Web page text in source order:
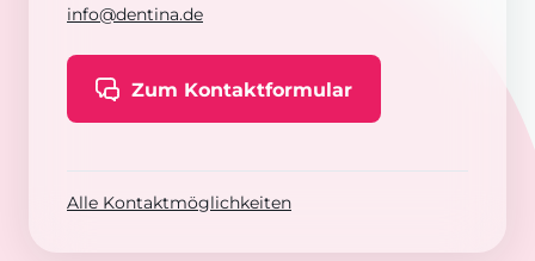
info@dentina.de
Zum Kontaktformular
Alle Kontaktmöglichkeiten